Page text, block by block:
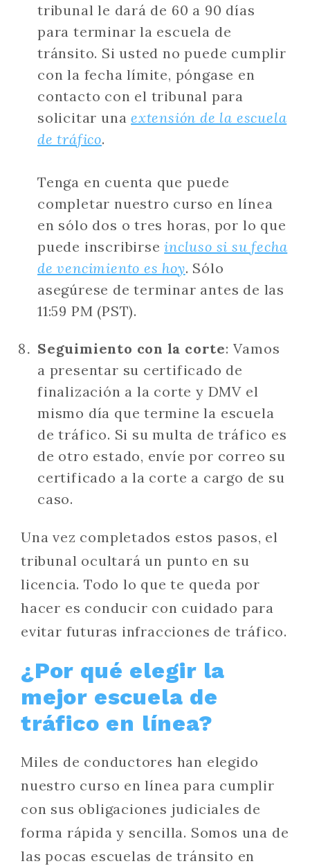
tribunal le dará de 60 a 90 días
para terminar la escuela de
tránsito. Si usted no puede cumplir
con la fecha límite, póngase en
contacto con el tribunal para
solicitar unaextensión de la escuela
de tráfico.
Tenga en cuenta que puede
completar nuestro curso en línea
en sólo dos o tres horas, por lo que
puede inscribirseincluso si su fecha
de vencimiento es hoy. Sólo
asegúrese de terminar antes de las
11:59 PM (PST).
Seguimiento con la corte: Vamos
a presentar su certificado de
finalización a la corte y DMV el
mismo día que termine la escuela
de tráfico. Si su multa de tráfico es
de otro estado, envíe por correo su
certificado a la corte a cargo de su
caso.
Una vez completados estos pasos, el
tribunal ocultará un punto en su
licencia. Todo lo que te queda por
hacer es conducir con cuidado para
evitar futuras infracciones de tráfico.
¿Por qué elegir la
mejor escuela de
tráfico en línea?
Miles de conductores han elegido
nuestro curso en línea para cumplir
con sus obligaciones judiciales de
forma rápida y sencilla. Somos una de
las pocas escuelas de tránsito en